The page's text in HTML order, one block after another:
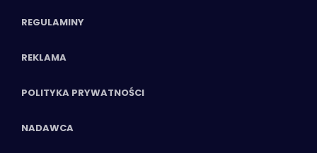
REGULAMINY
REKLAMA
POLITYKA PRYWATNOŚCI
NADAWCA